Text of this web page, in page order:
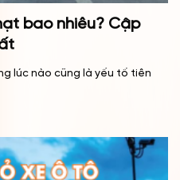
bao nhiêu? Cập
lúc nào cũng là yếu tố tiên